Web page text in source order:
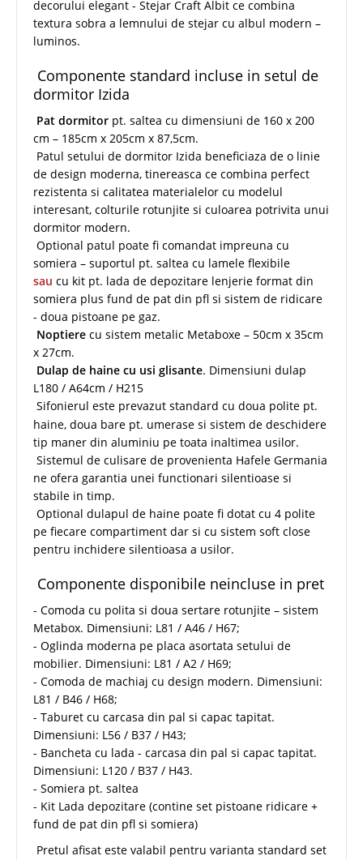
decorului elegant - Stejar Craft Albit ce combina
textura sobra a lemnului de stejar cu albul modern –
luminos.
Componente standard incluse in setul de
dormitor Izida
Pat dormitor pt. saltea cu dimensiuni de 160 x 200
cm – 185cm x 205cm x 87,5cm.
Patul setului de dormitor Izida beneficiaza de o linie
de design moderna, tinereasca ce combina perfect
rezistenta si calitatea materialelor cu modelul
interesant, colturile rotunjite si culoarea potrivita unui
dormitor modern.
Optional patul poate fi comandat impreuna cu
somiera – suportul pt. saltea cu lamele flexibile
sau cu kit pt. lada de depozitare lenjerie format din
somiera plus fund de pat din pfl si sistem de ridicare
- doua pistoane pe gaz.
Noptiere cu sistem metalic Metaboxe – 50cm x 35cm
x 27cm.
Dulap de haine cu usi glisante. Dimensiuni dulap
L180 / A64cm / H215
Sifonierul este prevazut standard cu doua polite pt.
haine, doua bare pt. umerase si sistem de deschidere
tip maner din aluminiu pe toata inaltimea usilor.
Sistemul de culisare de provenienta Hafele Germania
ne ofera garantia unei functionari silentioase si
stabile in timp.
Optional dulapul de haine poate fi dotat cu 4 polite
pe fiecare compartiment dar si cu sistem soft close
pentru inchidere silentioasa a usilor.
Componente disponibile neincluse in pret
- Comoda cu polita si doua sertare rotunjite – sistem
Metabox. Dimensiuni: L81 / A46 / H67;
- Oglinda moderna pe placa asortata setului de
mobilier. Dimensiuni: L81 / A2 / H69;
- Comoda de machiaj cu design modern. Dimensiuni:
L81 / B46 / H68;
- Taburet cu carcasa din pal si capac tapitat.
Dimensiuni: L56 / B37 / H43;
- Bancheta cu lada - carcasa din pal si capac tapitat.
Dimensiuni: L120 / B37 / H43.
- Somiera pt. saltea
- Kit Lada depozitare (contine set pistoane ridicare +
fund de pat din pfl si somiera)
Pretul afisat este valabil pentru varianta standard set